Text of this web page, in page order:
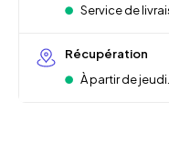
Service de
Récupération
À partir de